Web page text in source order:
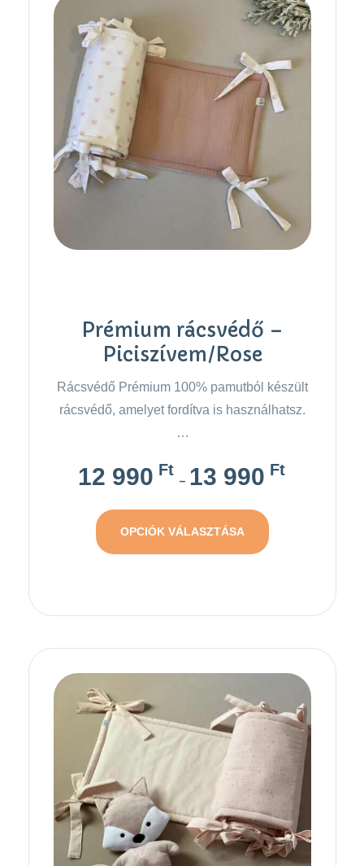
Prémium rácsvédő –
Piciszívem/Rose
Rácsvédő Prémium 100% pamutból készült
rácsvédő, amelyet fordítva is használhatsz.
…
12 990Ft
– 13 990Ft
OPCIÓK VÁLASZTÁSA